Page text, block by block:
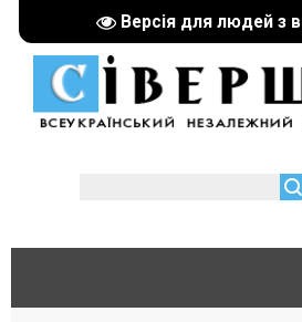
Версія для людей з